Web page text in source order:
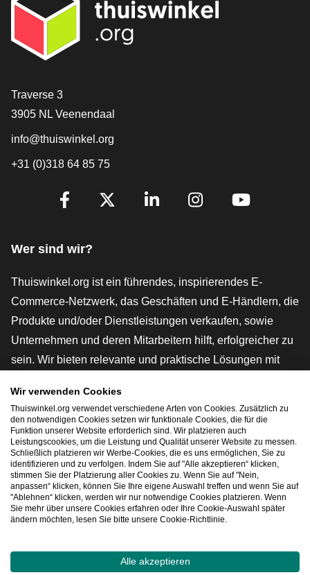
[_General:Contact]
Traverse 3
3905 NL Veenendaal
info@thuiswinkel.org
+31 (0)318 64 85 75
[_General:SocialMediaTitle]
Wer sind wir?
Thuiswinkel.org ist ein führendes, inspirierendes E-
Commerce-Netzwerk, das Geschäften und E-Händlern, die
Produkte und/oder Dienstleistungen verkaufen, sowie
Unternehmen und deren Mitarbeitern hilft, erfolgreicher zu
sein. Wir bieten relevante und praktische Lösungen mit
rechtlichen Instrumenten und Beratung,
Interessenvertretung, Marktforschung und verfügen über
eine eigene Bildungsplattform, die Thuiswinkel e-
Academy.
Schnelles Navigieren
Wir verwenden Cookies
Thuiswinkel.org verwendet verschiedene Arten von Cookies. Zusätzlich zu
den notwendigen Cookies setzen wir funktionale Cookies, die für die
Funktion unserer Website erforderlich sind. Wir platzieren auch
Leistungscookies, um die Leistung und Qualität unserer Website zu messen.
Schließlich platzieren wir Werbe-Cookies, die es uns ermöglichen, Sie zu
identifizieren und zu verfolgen. Indem Sie auf "Alle akzeptieren“ klicken,
stimmen Sie der Platzierung aller Cookies zu. Wenn Sie auf "Nein,
anpassen“ klicken, können Sie Ihre eigene Auswahl treffen und wenn Sie auf
"Ablehnen“ klicken, werden wir nur notwendige Cookies platzieren. Wenn
Sie mehr über unsere Cookies erfahren oder Ihre Cookie-Auswahl später
ändern möchten, lesen Sie bitte unsere Cookie-Richtlinie.
Alle akzeptieren